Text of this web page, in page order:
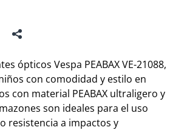
ópticos Vespa PEABAX VE-21088,
con comodidad y estilo en
con material PEABAX ultraligero y
son ideales para el uso
resistencia a impactos y